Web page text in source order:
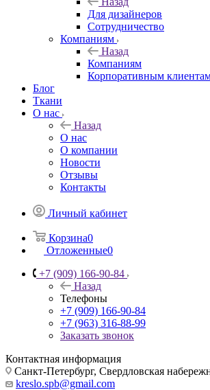
Для дизайнеров
Сотрудничество
Компаниям
Назад
Компаниям
Корпоративным
Блог
Ткани
О нас
Назад
О нас
О компании
Новости
Отзывы
Контакты
Личный кабинет
Корзина0
Отложенные0
+7 (909) 166-90-84
Назад
Телефоны
+7 (909) 166-90-84
+7 (963) 316-88-99
Заказать звонок
Контактная информация
Санкт-Петербург, Свердловская
kreslo.spb@gmail.com